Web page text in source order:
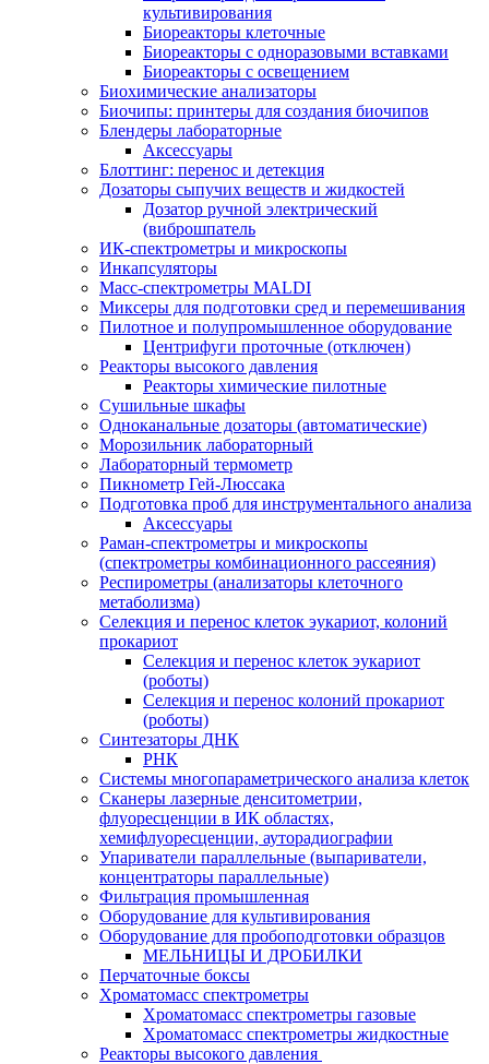
культивирования
Биореакторы клеточные
Биореакторы с одноразовыми вставками
Биореакторы с освещением
Биохимические анализаторы
Биочипы: принтеры для создания биочипов
Блендеры лабораторные
Аксессуары
Блоттинг: перенос и детекция
Дозаторы сыпучих веществ и жидкостей
Дозатор ручной электрический
(виброшпатель
ИК-спектрометры и микроскопы
Инкапсуляторы
Масс-спектрометры MALDI
Миксеры для подготовки сред и перемешивания
Пилотное и полупромышленное оборудование
Центрифуги проточные (отключен)
Реакторы высокого давления
Реакторы химические пилотные
Сушильные шкафы
Одноканальные дозаторы (автоматические)
Морозильник лабораторный
Лабораторный термометр
Пикнометр Гей-Люссака
Подготовка проб для инструментального анализа
Аксессуары
Раман-спектрометры и микроскопы
(спектрометры комбинационного рассеяния)
Респирометры (анализаторы клеточного
метаболизма)
Селекция и перенос клеток эукариот, колоний
прокариот
Селекция и перенос клеток эукариот
(роботы)
Селекция и перенос колоний прокариот
(роботы)
Синтезаторы ДНК
РНК
Системы многопараметрического анализа клеток
Сканеры лазерные денситометрии,
флуоресценции в ИК областях,
хемифлуоресценции, ауторадиографии
Упариватели параллельные (выпариватели,
концентраторы параллельные)
Фильтрация промышленная
Оборудование для культивирования
Оборудование для пробоподготовки образцов
МЕЛЬНИЦЫ И ДРОБИЛКИ
Перчаточные боксы
Хроматомасс спектрометры
Хроматомасс спектрометры газовые
Хроматомасс спектрометры жидкостные
Реакторы высокого давления